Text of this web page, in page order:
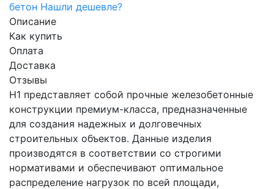
бетон Нашли дешевле?
Описание
Как купить
Оплата
Доставка
Отзывы
H1 представляет собой прочные железобетонные
конструкции премиум-класса, предназначенные
для создания надежных и долговечных
строительных объектов. Данные изделия
производятся в соответствии со строгими
нормативами и обеспечивают оптимальное
распределение нагрузок по всей площади,